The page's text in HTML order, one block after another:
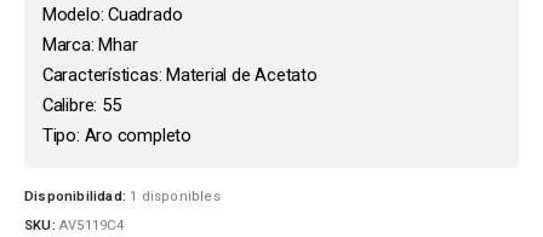
Modelo: Cuadrado
Marca: Mhar
Características: Material de Acetato
Calibre: 55
Tipo: Aro completo
Disponibilidad: 1 disponibles
SKU: AV5119C4